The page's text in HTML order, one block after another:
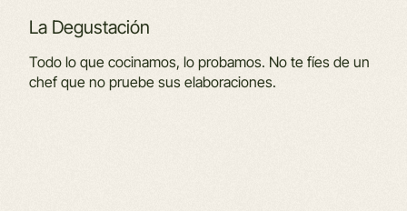
La Degustación
Todo lo que cocinamos, lo probamos. No te fíes de un
chef que no pruebe sus elaboraciones.